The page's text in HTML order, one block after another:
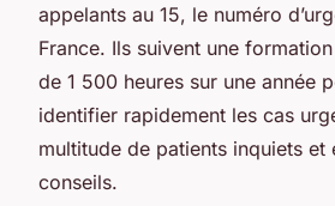
appelants au 15, le numéro
France. Ils suivent une
de 1 500 heures sur une année
identifier rapidement les cas
multitude de patients inquiets et
conseils.